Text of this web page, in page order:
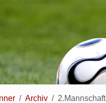
Archiv 2.Mannschaft